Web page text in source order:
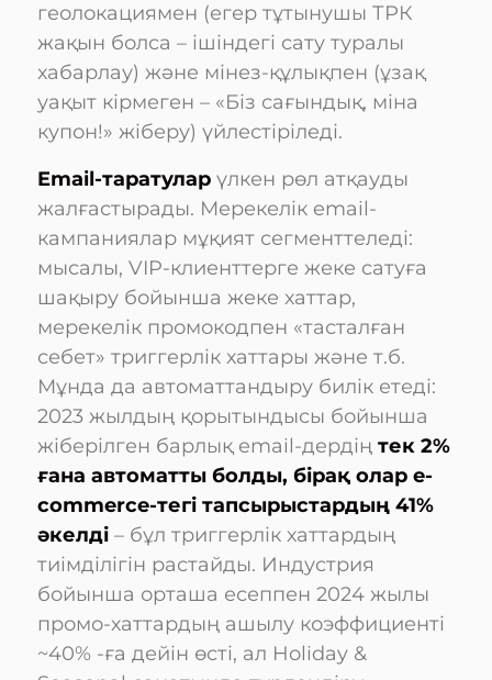
геолокациямен (егер тұтынушы ТРК
жақын болса – ішіндегі сату туралы
хабарлау) және мінез-құлықпен (ұзақ
уақыт кірмеген – «Біз сағындық, міна
купон!» жіберу) үйлестіріледі.
Email-таратулар үлкен рөл атқауды
жалғастырады. Мерекелік email-
кампаниялар мұқият сегменттеледі:
мысалы, VIP-клиенттерге жеке сатуға
шақыру бойынша жеке хаттар,
мерекелік промокодпен «тасталған
себет» триггерлік хаттары және т.б.
Мұнда да автоматтандыру билік етеді:
2023 жылдың қорытындысы бойынша
жіберілген барлық email-дердің тек 2%
ғана автоматты болды, бірақ олар e-
commerce-тегі тапсырыстардың 41%
әкелді – бұл триггерлік хаттардың
тиімділігін растайды. Индустрия
бойынша орташа есеппен 2024 жылы
промо-хаттардың ашылу коэффициенті
~40% -ға дейін өсті, ал Holiday &